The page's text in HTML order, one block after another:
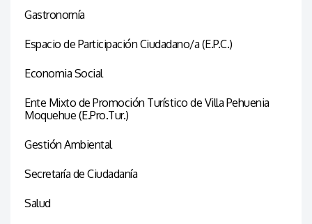
Gastronomía
Espacio de Participación Ciudadano/a (E.P.C.)
Economia Social
Ente Mixto de Promoción Turístico de Villa Pehuenia
Moquehue (E.Pro.Tur.)
Gestión Ambiental
Secretaría de Ciudadanía
Salud